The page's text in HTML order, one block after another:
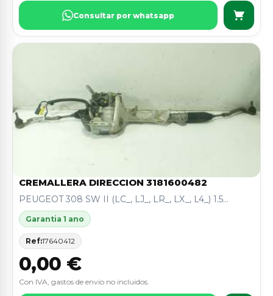
Consultar por whatsapp
CREMALLERA DIRECCION 3181600482
PEUGEOT 308 SW II (LC_, LJ_, LR_, LX_, L4_) 1.5...
Garantia 1 ano
Ref:17640412
0,00 €
Con IVA, gastos de envio no incluidos.